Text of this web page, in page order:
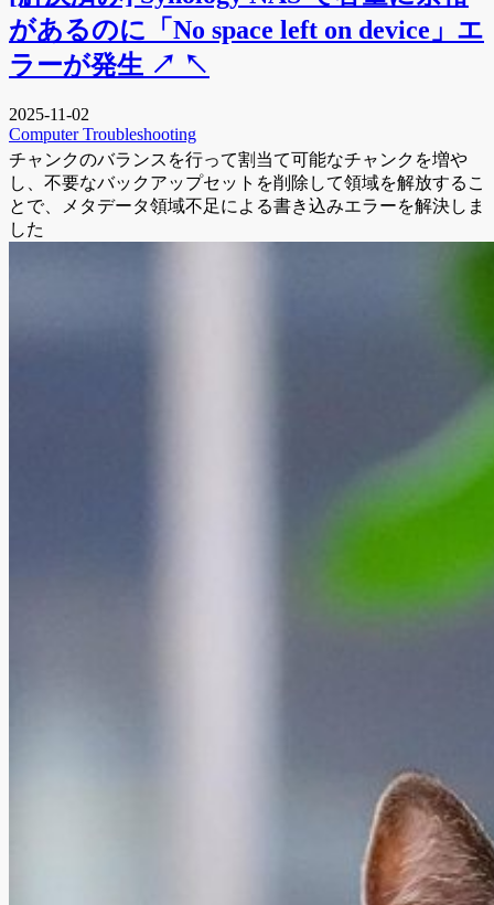
があるのに「No space left on device」エ
ラーが発生 ↗ ↖
2025-11-02
ComputerTroubleshooting
チャンクのバランスを行って割当て可能なチャンクを増や
し、不要なバックアップセットを削除して領域を解放するこ
とで、メタデータ領域不足による書き込みエラーを解決しま
した